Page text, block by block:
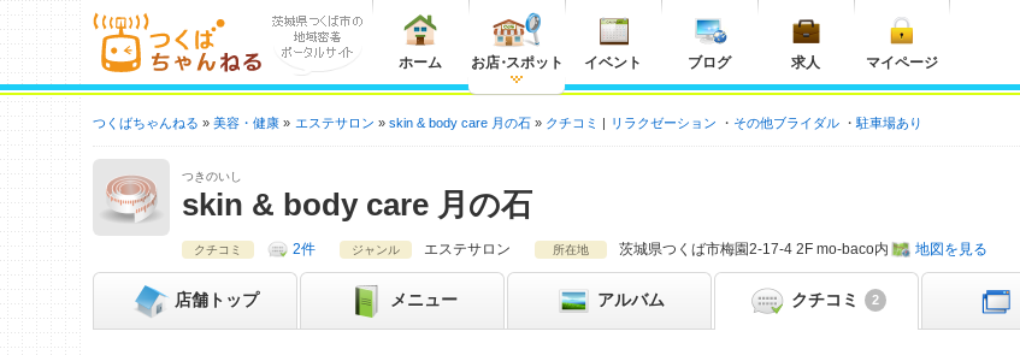
ホーム お店・スポット イベント ブログ 求人 マイページ
つくばちゃんねる 美容・健康 エステサロン skin & body care 月の石 クチコミ リラクゼーション その他ブライダル 駐車場あり
つきのいし
skin & body care 月の石
クチコミ 2件 ジャンル エステサロン 所在地 茨城県つくば市梅園2-17-4 2F mo-baco内 地図を見る
店舗 トップ メニュー アルバム クチコミ 2